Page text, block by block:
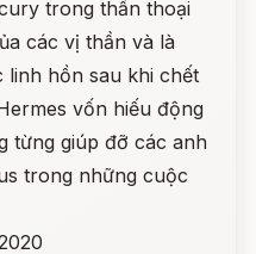
trong thần thoại
các vị thần và là
linh hồn sau khi chết
vốn hiếu động
từng giúp đỡ các anh
trong những cuộc